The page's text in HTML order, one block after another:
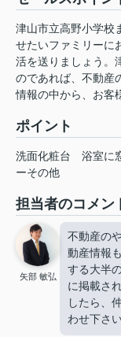
津山市立高野小学校
せたいファミリーに
活を送りましょう。
のであれば、不動産
情報の中から、お客
ポイント
洗面化粧台 浴室に
ーその他
担当者のコメン
矢部 敏弘
不動産の
動産情報
する大半
に掲載さ
したら、
わせ下さい